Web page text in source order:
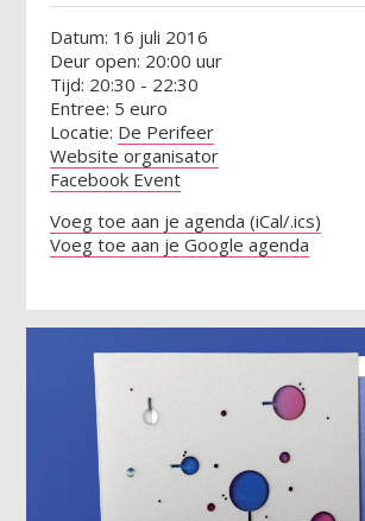
Datum: 16 juli 2016
Deur open: 20:00 uur
Tijd: 20:30 - 22:30
Entree: 5 euro
Locatie: De Perifeer
Website organisator
Facebook Event
Voeg toe aan je agenda (iCal/.ics)
Voeg toe aan je Google agenda